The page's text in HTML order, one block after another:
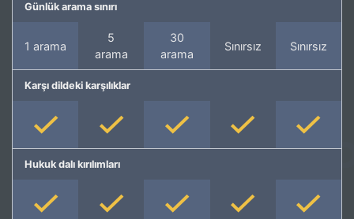
Günlük arama sınırı
1 arama
5
arama
30
arama
Sınırsız Sınırsız
Karşı dildeki karşılıklar
Hukuk dalı kırılımları